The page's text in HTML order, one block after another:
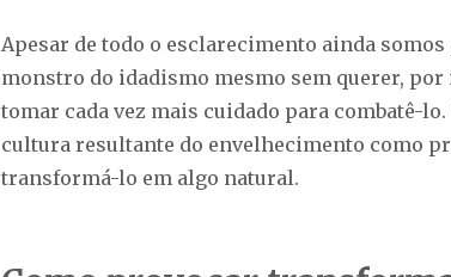
Apesar de todo o esclarecimento ainda
monstro do idadismo mesmo sem querer, por
tomar cada vez mais cuidado para combatê-lo.
cultura resultante do envelhecimento como
transformá-lo em algo natural.